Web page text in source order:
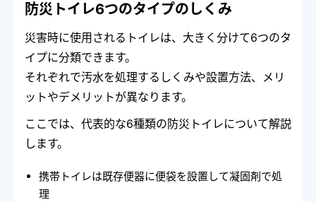
防災トイレ6つのタイプのしくみ
災害時に使用されるトイレは、大きく分けて6つのタ
イプに分類できます。
それぞれで汚水を処理するしくみや設置方法、メリ
ットやデメリットが異なります。
ここでは、代表的な6種類の防災トイレについて解説
します。
携帯トイレは既存便器に便袋を設置して凝固剤で処
理